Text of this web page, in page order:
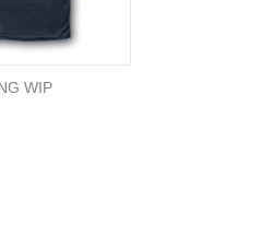
WIP